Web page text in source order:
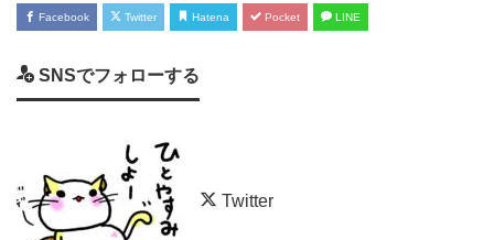
Facebook Twitter Hatena Pocket LINE
SNSでフォローする
Twitter